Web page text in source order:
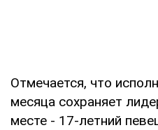
Отмечается, что
месяца сохраняет
месте - 17-летний